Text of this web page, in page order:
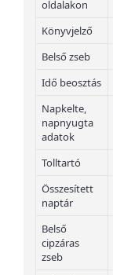
oldalakon
Könyvjelző
Belső zseb
Idő beosztás
Napkelte,
napnyugta
adatok
Tolltartó
Összesített
naptár
Belső
cipzáras
zseb